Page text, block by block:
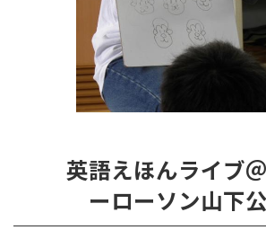
英語えほんライブ
ーローソン山下